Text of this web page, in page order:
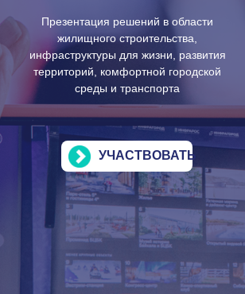
Презентация решений в области
жилищного строительства,
инфраструктуры для жизни, развития
территорий, комфортной городской
среды и транспорта
УЧАСТВОВАТЬ